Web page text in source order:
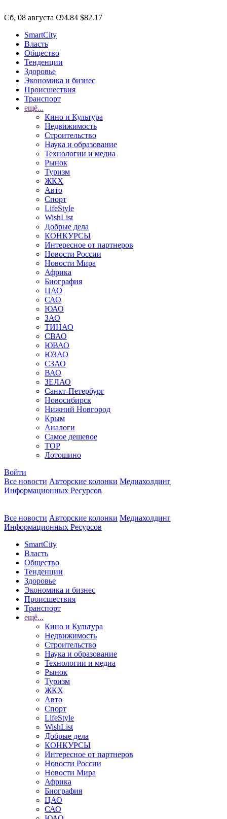
Сб, 08 августа €94.84 $82.17
SmartCity
Власть
Общество
Тенденции
Здоровье
Экономика и бизнес
Происшествия
Транспорт
ещё...
Кино и Культура
Недвижимость
Строительство
Наука и образование
Технологии и медиа
Рынок
Туризм
ЖКХ
Авто
Спорт
LifeStyle
WishList
Добрые дела
КОНКУРСЫ
Интересное от партнеров
Новости России
Новости Мира
Африка
Биография
ЦАО
САО
ЮАО
ЗАО
ТИНАО
СВАО
ЮВАО
ЮЗАО
СЗАО
ВАО
ЗЕЛАО
Санкт-Петербург
Новосибирск
Нижний Новгород
Крым
Аналоги
Самое дешевое
TOP
Лотошино
Войти
Все новости Авторские колонки Медиахолдинг
Информационных Ресурсов
Все новости Авторские колонки Медиахолдинг
Информационных Ресурсов
SmartCity
Власть
Общество
Тенденции
Здоровье
Экономика и бизнес
Происшествия
Транспорт
ещё...
Кино и Культура
Недвижимость
Строительство
Наука и образование
Технологии и медиа
Рынок
Туризм
ЖКХ
Авто
Спорт
LifeStyle
WishList
Добрые дела
КОНКУРСЫ
Интересное от партнеров
Новости России
Новости Мира
Африка
Биография
ЦАО
САО